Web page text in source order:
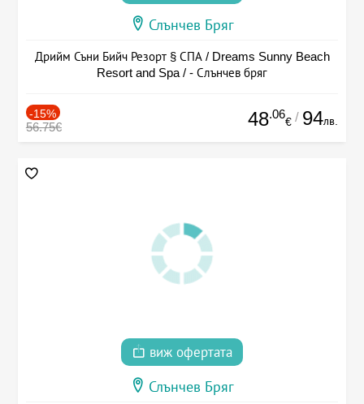
Слънчев Бряг
Дрийм Съни Бийч Резорт § СПА / Dreams Sunny Beach
Resort and Spa / - Слънчев бряг
-15%
56.75€ 48.06
€ / 94лв.
виж офертата
Слънчев Бряг